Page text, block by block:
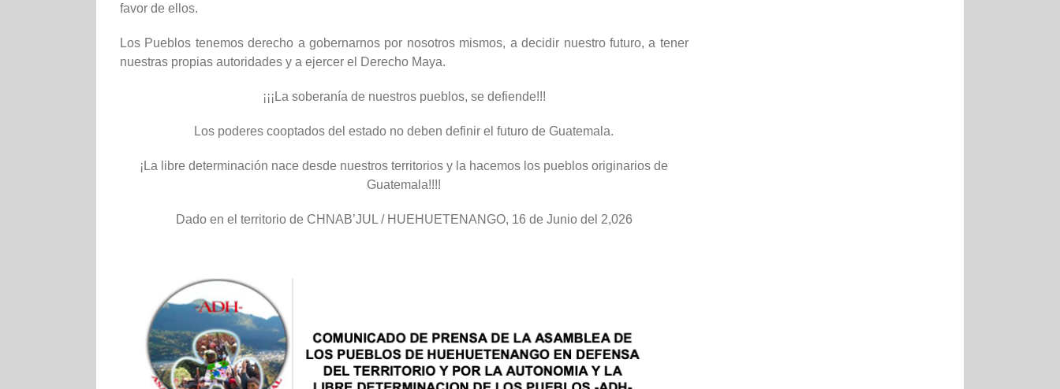
favor de ellos.
Los Pueblos tenemos derecho a gobernarnos por nosotros mismos, a decidir nuestro futuro, a tener
nuestras propias autoridades y a ejercer el Derecho Maya.
¡¡¡La soberanía de nuestros pueblos, se defiende!!!
Los poderes cooptados del estado no deben definir el futuro de Guatemala.
¡La libre determinación nace desde nuestros territorios y la hacemos los pueblos originarios de
Guatemala!!!!
Dado en el territorio de CHNAB’JUL / HUEHUETENANGO, 16 de Junio del 2,026